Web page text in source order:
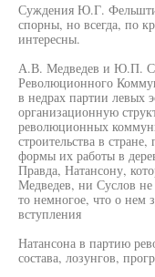
Суждения Ю.Г.
спорны, но всегда, по
интересны.
А.В. Медведев и Ю.П.
Революционного
в недрах партии левых
организационную
революционных
строительства в
формы их работы в
Правда, Натансону,
Медведев, ни Суслов
то немногое, что о нем
вступления
Натансона в партию
состава, лозунгов,